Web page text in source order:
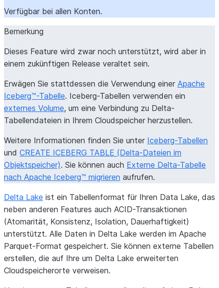
Verfügbar bei allen Konten.
Bemerkung
Dieses Feature wird zwar noch unterstützt, wird aber in
einem zukünftigen Release veraltet sein.
Erwägen Sie stattdessen die Verwendung einer Apache
Iceberg™-Tabelle. Iceberg-Tabellen verwenden ein
externes Volume, um eine Verbindung zu Delta-
Tabellendateien in Ihrem Cloudspeicher herzustellen.
Weitere Informationen finden Sie unter Iceberg-Tabellen
und CREATE ICEBERG TABLE (Delta-Dateien im
Objektspeicher). Sie können auch Externe Delta-Tabelle
nach Apache Iceberg™ migrieren aufrufen.
Delta Lake ist ein Tabellenformat für Ihren Data Lake, das
neben anderen Features auch ACID-Transaktionen
(Atomarität, Konsistenz, Isolation, Dauerhaftigkeit)
unterstützt. Alle Daten in Delta Lake werden im Apache
Parquet-Format gespeichert. Sie können externe Tabellen
erstellen, die auf Ihre um Delta Lake erweiterten
Cloudspeicherorte verweisen.